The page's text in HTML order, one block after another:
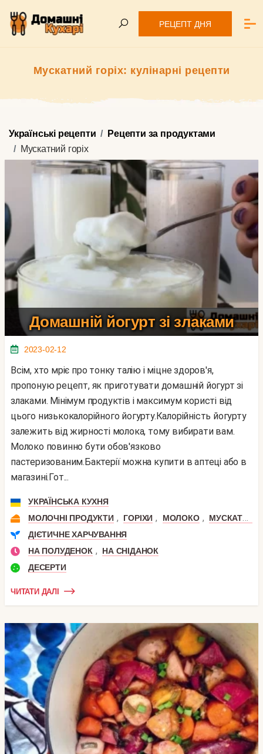
РЕЦЕПТ ДНЯ
Мускатний горіх: кулінарні рецепти
Українські рецепти
Рецепти за продуктами
Мускатний горіх
Домашній йогурт зі злаками
2023-02-12
Всім, хто мріє про тонку талію і міцне здоров'я,
пропоную рецепт, як приготувати домашній йогурт зі
злаками. Мінімум продуктів і максимум користі від
цього низькокалорійного йогурту.Калорійність йогурту
залежить від жирності молока, тому вибирати вам.
Молоко повинно бути обов'язково
пастеризованим.Бактерії можна купити в аптеці або в
магазині.Гот...
УКРАЇНСЬКА КУХНЯ
МОЛОЧНІ ПРОДУКТИ , ГОРІХИ , МОЛОКО ,
МУСКАТНИЙ ГОРІХ
ДІЄТИЧНЕ ХАРЧУВАННЯ
НА ПОЛУДЕНОК ,
НА СНІДАНОК
ДЕСЕРТИ
ЧИТАТИ ДАЛІ